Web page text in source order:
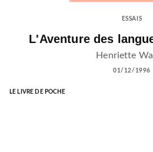
ESSAIS
L'Aventure des
Henriette
01/12/1996
LE LIVRE DE POCHE